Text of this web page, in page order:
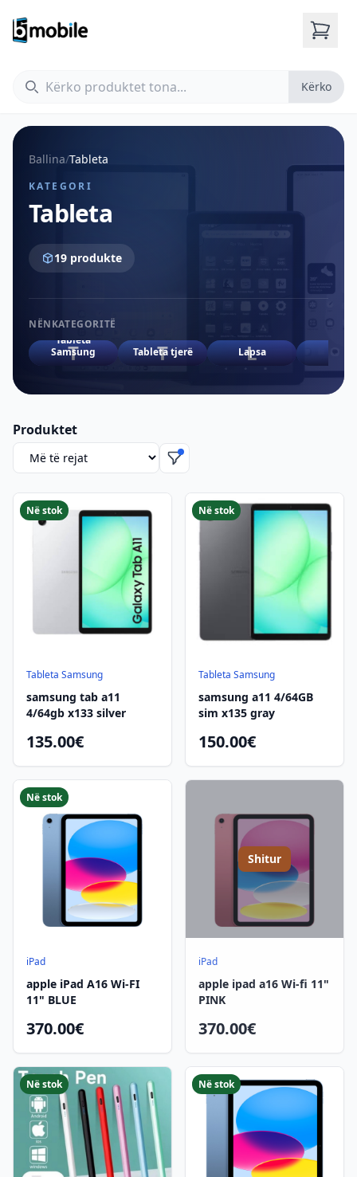
Kërko
Kërko
Ballina/Tableta
KATEGORI
Tableta
19 produkte
NËNKATEGORITË
T
Tableta
Samsung
T
Tableta tjerë L
Lapsa iPad
Produktet
Rendit produktet
Tableta Samsung
samsung tab a11
4/64gb x133 silver
135.00€
Në stok
Tableta Samsung
samsung a11 4/64GB
sim x135 gray
150.00€
Në stok
iPad
apple iPad A16 Wi-FI
11" BLUE
370.00€
Në stok
Shitur
iPad
apple ipad a16 Wi-fi 11"
PINK
370.00€
Në stok Në stok